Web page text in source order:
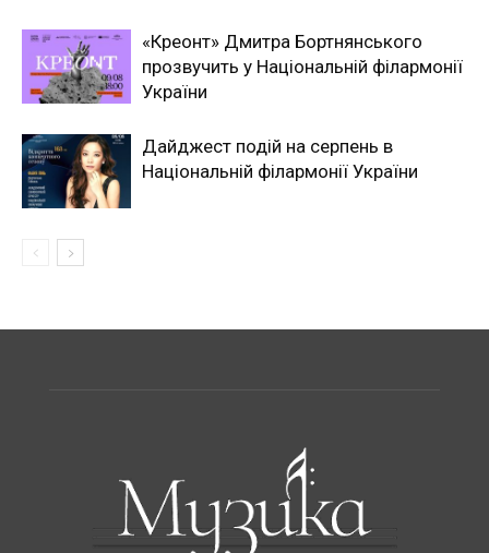
«Креонт» Дмитра Бортнянського
прозвучить у Національній філармонії
України
Дайджест подій на серпень в
Національній філармонії України